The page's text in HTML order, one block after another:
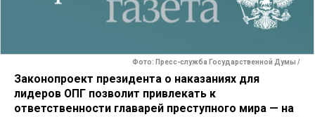
Фото: Пресс-служба Государственной Думы /
Законопроект президента о наказаниях для
лидеров ОПГ позволит привлекать к
ответственности главарей преступного мира — на